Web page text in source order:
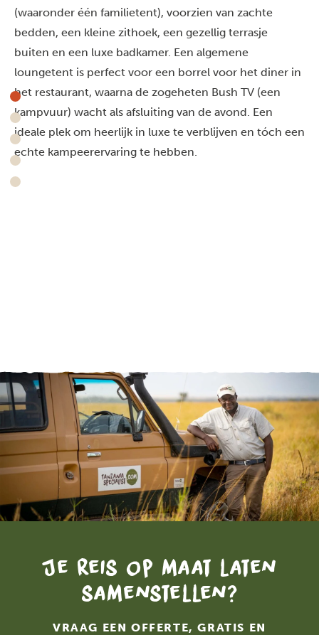
(waaronder één familietent), voorzien van zachte
bedden, een kleine zithoek, een gezellig terrasje
buiten en een luxe badkamer. Een algemene
loungetent is perfect voor een borrel voor het diner in
het restaurant, waarna de zogeheten Bush TV (een
kampvuur) wacht als afsluiting van de avond. Een
ideale plek om heerlijk in luxe te verblijven en tóch een
echte kampeerervaring te hebben.
Je reis op maat laten
samenstellen?
VRAAG EEN OFFERTE, GRATIS EN